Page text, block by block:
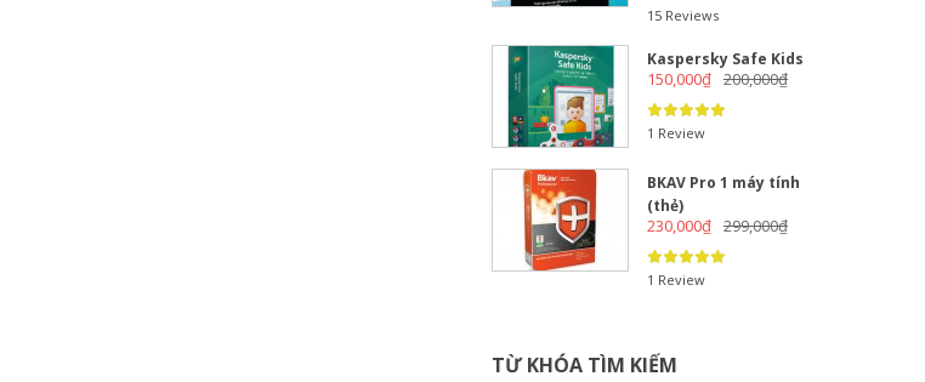
15 Reviews
Kaspersky Safe Kids
200,000₫
150,000₫
1 Review
BKAV Pro 1 máy tính
(thẻ)
299,000₫
230,000₫
1 Review
TỪ KHÓA TÌM KIẾM